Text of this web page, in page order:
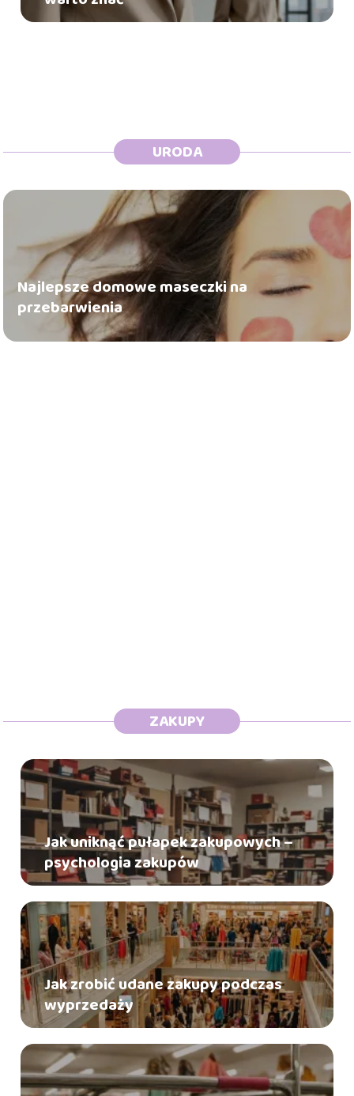
URODA
Najlepsze domowe maseczki na
przebarwienia
ZAKUPY
Jak uniknąć pułapek zakupowych –
psychologia zakupów
Jak zrobić udane zakupy podczas
wyprzedaży